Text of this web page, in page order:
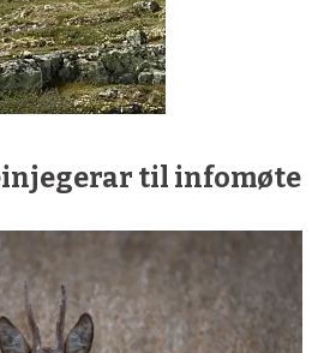
til infomøte